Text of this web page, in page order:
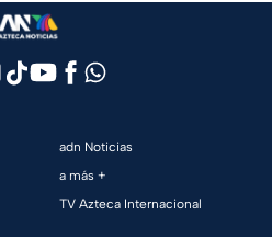
adn Noticias
a más +
TV Azteca Internacional